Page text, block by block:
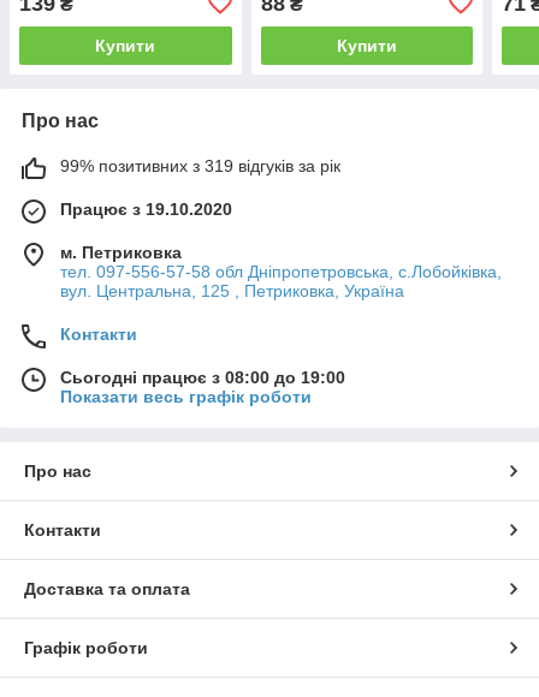
Купити Купити
Про нас
99% позитивних з 319 відгуків за рік
Працює з 19.10.2020
м. Петриковка
тел. 097-556-57-58 обл Дніпропетровська, с.Лобойківка,
вул. Центральна, 125 , Петриковка, Україна
Контакти
Сьогодні працює з 08:00 до 19:00
Показати весь графік роботи
Про нас
Контакти
Доставка та оплата
Графік роботи